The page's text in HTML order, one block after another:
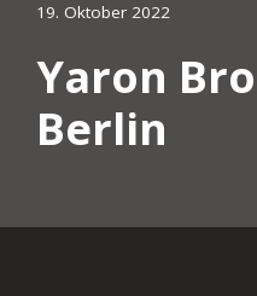
19. Oktober 2022
Yaron
Berlin